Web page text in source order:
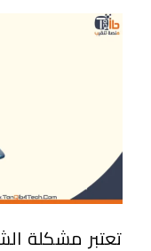
تعتبر مشكلة